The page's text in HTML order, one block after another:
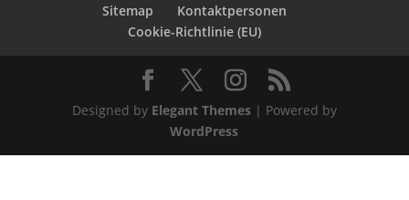
Sitemap
Kontaktpersonen
Cookie-Richtlinie (EU)
Designed by Elegant Themes| Powered by
WordPress